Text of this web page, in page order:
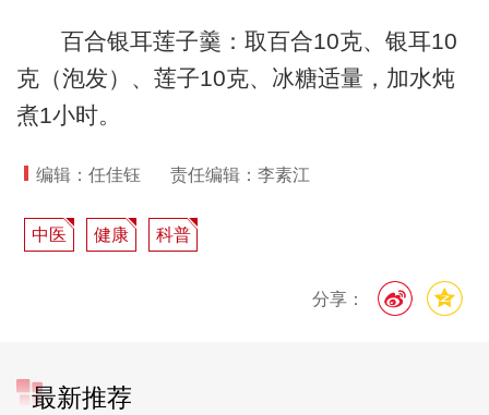
百合银耳莲子羹：取百合10克、银耳10
克（泡发）、莲子10克、冰糖适量，加水炖
煮1小时。
编辑：任佳钰 责任编辑：李素江
中医 健康 科普
分享：
最新推荐